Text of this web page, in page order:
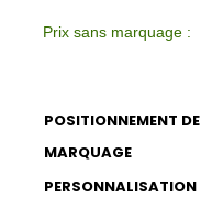
Prix sans marquage :
POSITIONNEMENT DE
MARQUAGE
PERSONNALISATION